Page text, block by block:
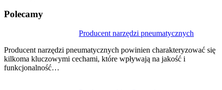
Polecamy
Producent narzędzi pneumatycznych
Producent narzędzi pneumatycznych powinien charakteryzować się
kilkoma kluczowymi cechami, które wpływają na jakość i
funkcjonalność…
wpisu